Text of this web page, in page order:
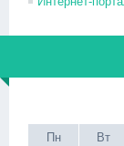
Пн
Вт